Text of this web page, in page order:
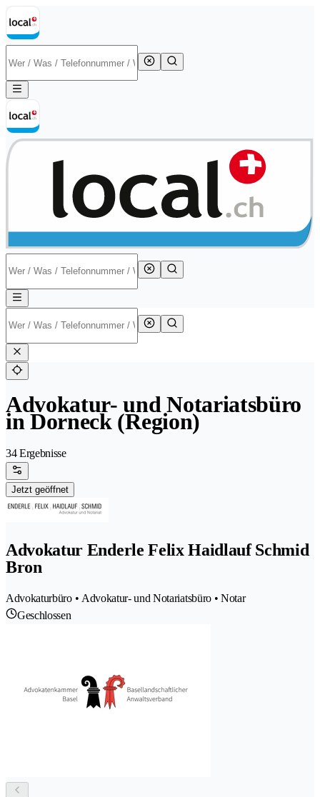
Advokatur- und Notariatsbüro
in Dorneck (Region)
34 Ergebnisse
Jetzt geöffnet
Advokatur Enderle Felix Haidlauf Schmid
Bron
Advokaturbüro • Advokatur- und Notariatsbüro • Notar
Geschlossen